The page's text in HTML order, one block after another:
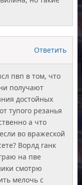
Ответить
пвп в том, что
получают
достойных
тупого резанья
а что
во вражеской
Ворлд ганк
на пве
смотрю
мелочь с